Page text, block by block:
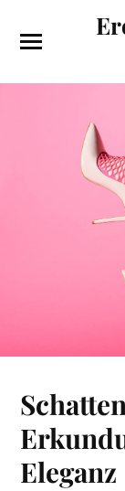
Eleganz